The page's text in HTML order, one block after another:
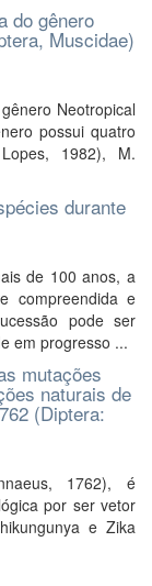
do gênero
Muscidae)
Neotropical
possui quatro
1982), M.
durante
de 100 anos, a
compreendida e
pode ser
em progresso ...
mutações
naturais de
(Diptera:
1762), é
por ser vetor
e Zika